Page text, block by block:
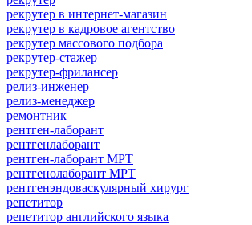
рекрутер в интернет-магазин
рекрутер в кадровое агентство
рекрутер массового подбора
рекрутер-стажер
рекрутер-фрилансер
релиз-инженер
релиз-менеджер
ремонтник
рентген-лаборант
рентгенлаборант
рентген-лаборант МРТ
рентгенолаборант МРТ
рентгенэндоваскулярный хирург
репетитор
репетитор английского языка